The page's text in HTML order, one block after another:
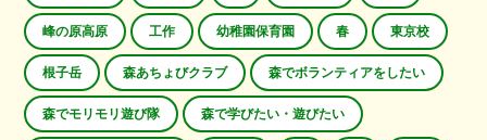
峰の原高原 工作 幼稚園保育園 春 東京校
根子岳 森あちょびクラブ 森でボランティアをしたい
森でモリモリ遊び隊 森で学びたい・遊びたい